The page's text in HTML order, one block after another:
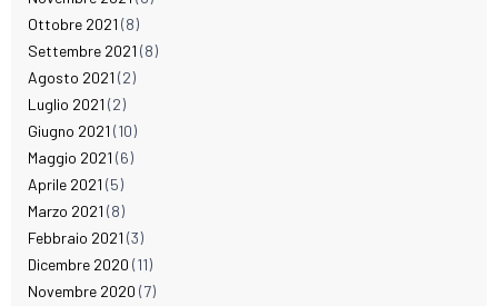
Ottobre 2021 (8)
Settembre 2021 (8)
Agosto 2021 (2)
Luglio 2021 (2)
Giugno 2021 (10)
Maggio 2021 (6)
Aprile 2021 (5)
Marzo 2021 (8)
Febbraio 2021 (3)
Dicembre 2020 (11)
Novembre 2020 (7)